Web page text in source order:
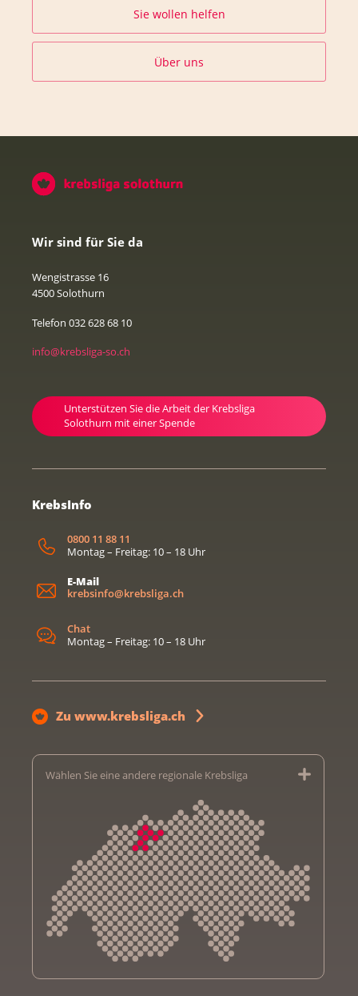
Sie wollen helfen
Über uns
Wir sind für Sie da
Wengistrasse 16
4500 Solothurn
Telefon 032 628 68 10
info@krebsliga-so.ch
Unterstützen Sie die Arbeit der Krebsliga
Solothurn mit einer Spende
KrebsInfo
0800 11 88 11
Montag – Freitag: 10 – 18 Uhr
E-Mail
krebsinfo@krebsliga.ch
Chat
Montag – Freitag: 10 – 18 Uhr
Zu www.krebsliga.ch
Wählen Sie eine andere regionale Krebsliga